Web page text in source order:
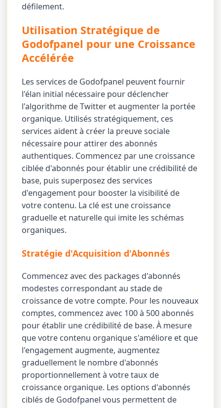
défilement.
Utilisation Stratégique de
Godofpanel pour une Croissance
Accélérée
Les services de Godofpanel peuvent fournir
l'élan initial nécessaire pour déclencher
l'algorithme de Twitter et augmenter la portée
organique. Utilisés stratégiquement, ces
services aident à créer la preuve sociale
nécessaire pour attirer des abonnés
authentiques. Commencez par une croissance
ciblée d'abonnés pour établir une crédibilité de
base, puis superposez des services
d'engagement pour booster la visibilité de
votre contenu. La clé est une croissance
graduelle et naturelle qui imite les schémas
organiques.
Stratégie d'Acquisition d'Abonnés
Commencez avec des packages d'abonnés
modestes correspondant au stade de
croissance de votre compte. Pour les nouveaux
comptes, commencez avec 100 à 500 abonnés
pour établir une crédibilité de base. À mesure
que votre contenu organique s'améliore et que
l'engagement augmente, augmentez
graduellement le nombre d'abonnés
proportionnellement à votre taux de
croissance organique. Les options d'abonnés
ciblés de Godofpanel vous permettent de